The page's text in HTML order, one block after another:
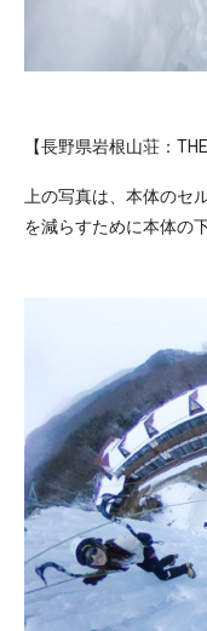
【長野県岩根山荘：
上の写真は、本体のセ
を減らすために本体の